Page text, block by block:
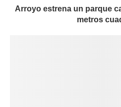
Arroyo estrena un parque
metros